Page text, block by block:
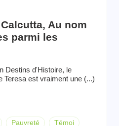
Au nom
parmi les
Destins d'Histoire, le
Teresa est vraiment une (...)
Pauvreté Témoi